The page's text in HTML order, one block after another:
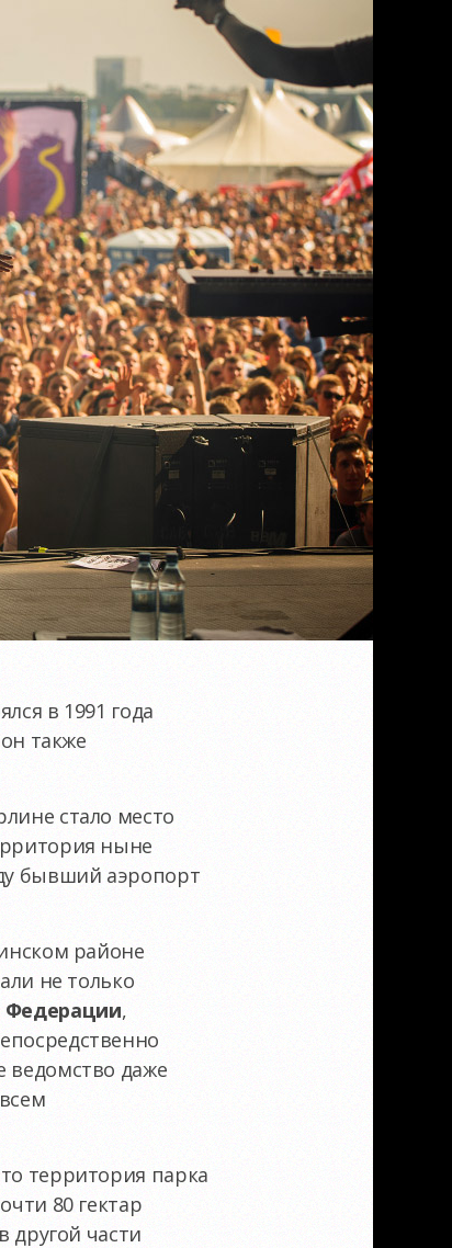
в 1991 года
также
стало место
ныне
бывший аэропорт
районе
не только
,
ведомство даже
территория парка
80 гектар
другой части